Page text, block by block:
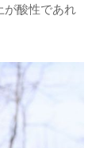
が酸性であれ